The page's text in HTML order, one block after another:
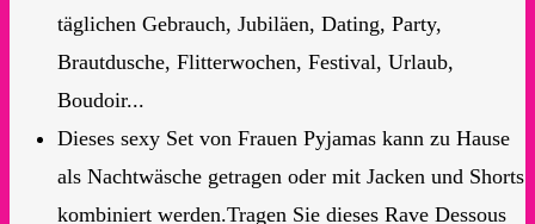
täglichen Gebrauch, Jubiläen, Dating, Party,
Brautdusche, Flitterwochen, Festival, Urlaub,
Boudoir...
Dieses sexy Set von Frauen Pyjamas kann zu Hause
als Nachtwäsche getragen oder mit Jacken und Shorts
kombiniert werden.Tragen Sie dieses Rave Dessous